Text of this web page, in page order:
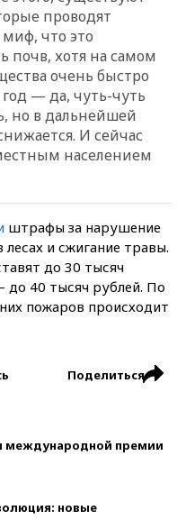
проводят
что это
почв, хотя на самом
очень быстро
— да, чуть-чуть
но в дальнейшей
И сейчас
населением
штрафы за нарушение
и сжигание травы.
до 30 тысяч
до 40 тысяч рублей. По
пожаров происходит
Поделиться
международной премии
новые